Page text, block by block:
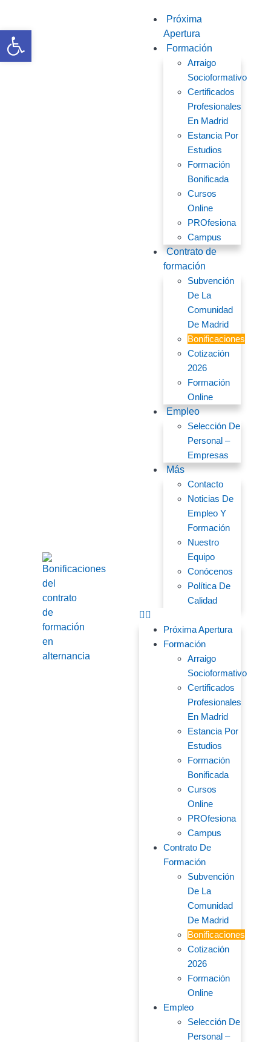
Próxima
Apertura
Formación
Arraigo
Socioformativo
Certificados
Profesionales
En Madrid
Estancia Por
Estudios
Formación
Bonificada
Cursos
Online
PROfesiona
Campus
Contrato de
formación
Subvención
De La
Comunidad
De Madrid
Bonificaciones
Cotización
2026
Formación
Online
Empleo
Selección De
Personal –
Empresas
Más
Contacto
Noticias De
Empleo Y
Formación
Nuestro
Equipo
Conócenos
Política De
Calidad
Próxima Apertura
Formación
Arraigo
Socioformativo
Certificados
Profesionales
En Madrid
Estancia Por
Estudios
Formación
Bonificada
Cursos
Online
PROfesiona
Campus
Contrato De
Formación
Subvención
De La
Comunidad
De Madrid
Bonificaciones
Cotización
2026
Formación
Online
Empleo
Selección De
Personal –
Abrir barra de herramientas